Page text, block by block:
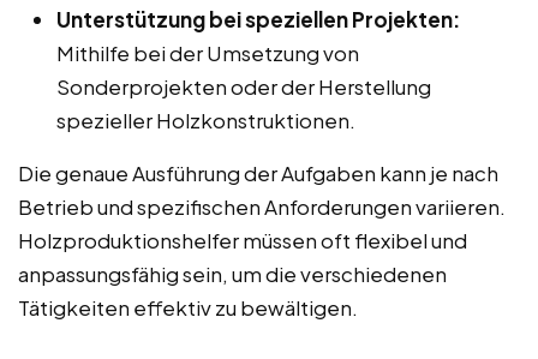
Unterstützung bei speziellen Projekten:
Mithilfe bei der Umsetzung von
Sonderprojekten oder der Herstellung
spezieller Holzkonstruktionen.
Die genaue Ausführung der Aufgaben kann je nach
Betrieb und spezifischen Anforderungen variieren.
Holzproduktionshelfer müssen oft flexibel und
anpassungsfähig sein, um die verschiedenen
Tätigkeiten effektiv zu bewältigen.